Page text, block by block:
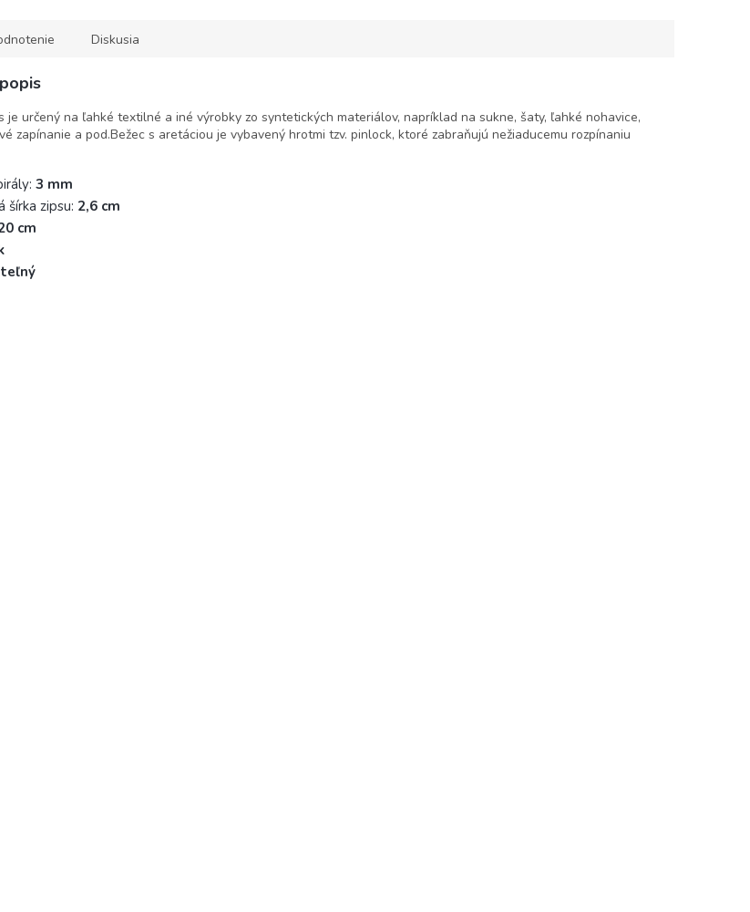
Diskusia
je určený na ľahké textilné a iné výrobky zo syntetických materiálov, napríklad na sukne, šaty, ľahké nohavice,
zapínanie a pod.Bežec s aretáciou je vybavený hrotmi tzv. pinlock, ktoré zabraňujú nežiaducemu rozpínaniu
3 mm
šírka zipsu: 2,6 cm
cm